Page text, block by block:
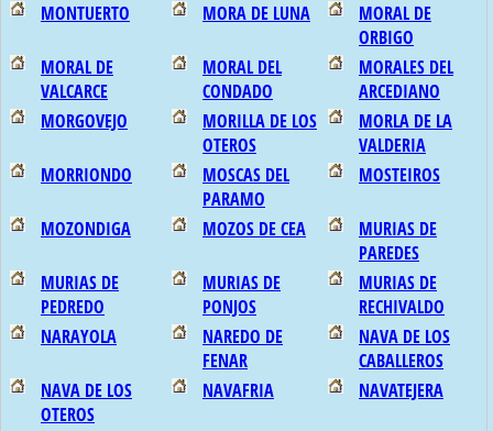
MONTUERTO MORA DE LUNA
MORAL DE
ORBIGO
MORAL DE
VALCARCE
MORAL DEL
CONDADO
MORALES DEL
ARCEDIANO
MORGOVEJO
MORILLA DE LOS
OTEROS
MORLA DE LA
VALDERIA
MORRIONDO
MOSCAS DEL
PARAMO
MOSTEIROS
MOZONDIGA MOZOS DE CEA
MURIAS DE
PAREDES
MURIAS DE
PEDREDO
MURIAS DE
PONJOS
MURIAS DE
RECHIVALDO
NARAYOLA
NAREDO DE
FENAR
NAVA DE LOS
CABALLEROS
NAVA DE LOS
OTEROS
NAVAFRIA NAVATEJERA